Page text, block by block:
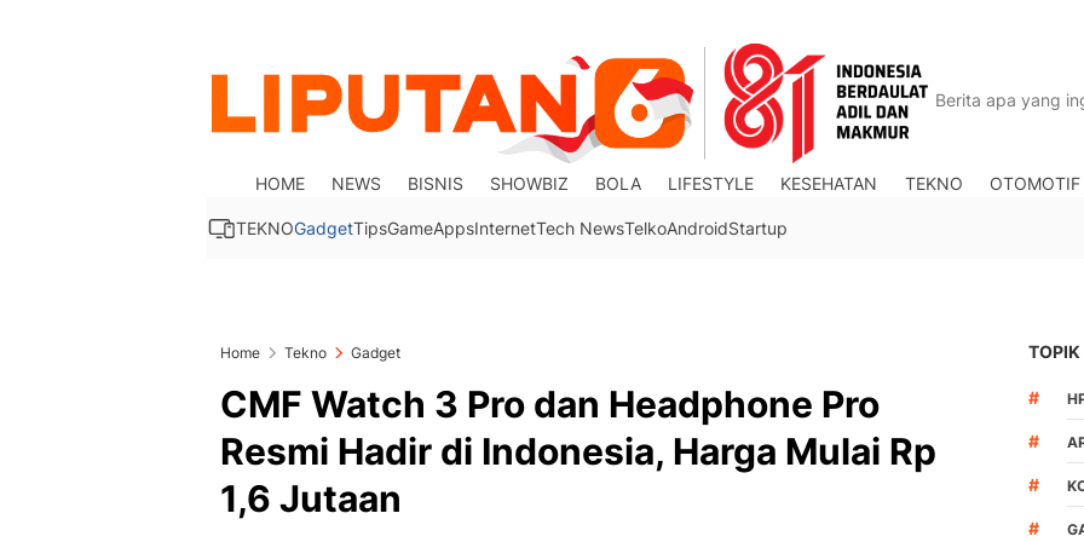
HOME NEWS BISNIS SHOWBIZ BOLA LIFESTYLE KESEHATAN TEKNO OTOMOTIF
TEKNOGadgetTipsGameAppsInternetTech NewsTelkoAndroidStartup
Home Tekno Gadget
CMF Watch 3 Pro dan Headphone Pro
Resmi Hadir di Indonesia, Harga Mulai Rp
1,6 Jutaan
TOPIK
#
#
#
#